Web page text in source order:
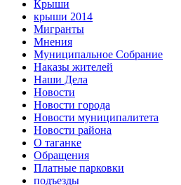
Крыши
крыши 2014
Мигранты
Мнения
Муниципальное Собрание
Наказы жителей
Наши Дела
Новости
Новости города
Новости муниципалитета
Новости района
О таганке
Обращения
Платные парковки
подъезды